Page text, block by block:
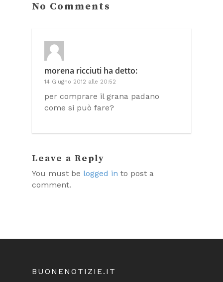
No Comments
morena ricciuti ha detto:
14 Giugno 2012 alle 20:52
per comprare il grana padano
come si può fare?
Leave a Reply
You must be logged in to post a
comment.
BUONENOTIZIE.IT